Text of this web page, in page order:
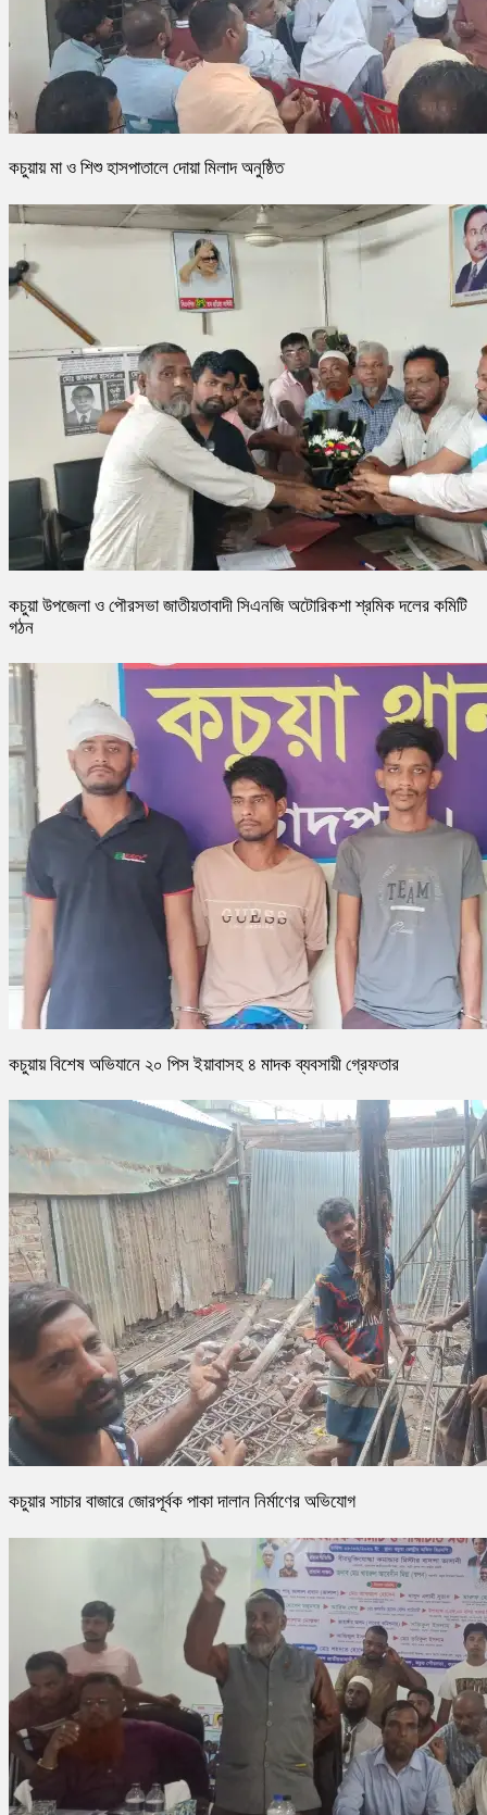
কচুয়ায় মা ও শিশু হাসপাতালে দোয়া মিলাদ অনুষ্ঠিত
কচুয়া উপজেলা ও পৌরসভা জাতীয়তাবাদী সিএনজি অটোরিকশা শ্রমিক দলের কমিটি
গঠন
কচুয়ায় বিশেষ অভিযানে ২০ পিস ইয়াবাসহ ৪ মাদক ব্যবসায়ী গ্রেফতার
কচুয়ার সাচার বাজারে জোরপূর্বক পাকা দালান নির্মাণের অভিযোগ